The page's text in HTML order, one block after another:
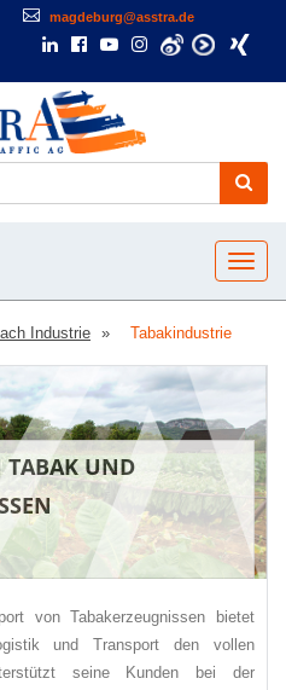
magdeburg@asstra.de
Industrie Tabakindustrie
TABAK UND
von Tabakerzeugnissen bietet
und Transport den vollen
seine Kunden bei der